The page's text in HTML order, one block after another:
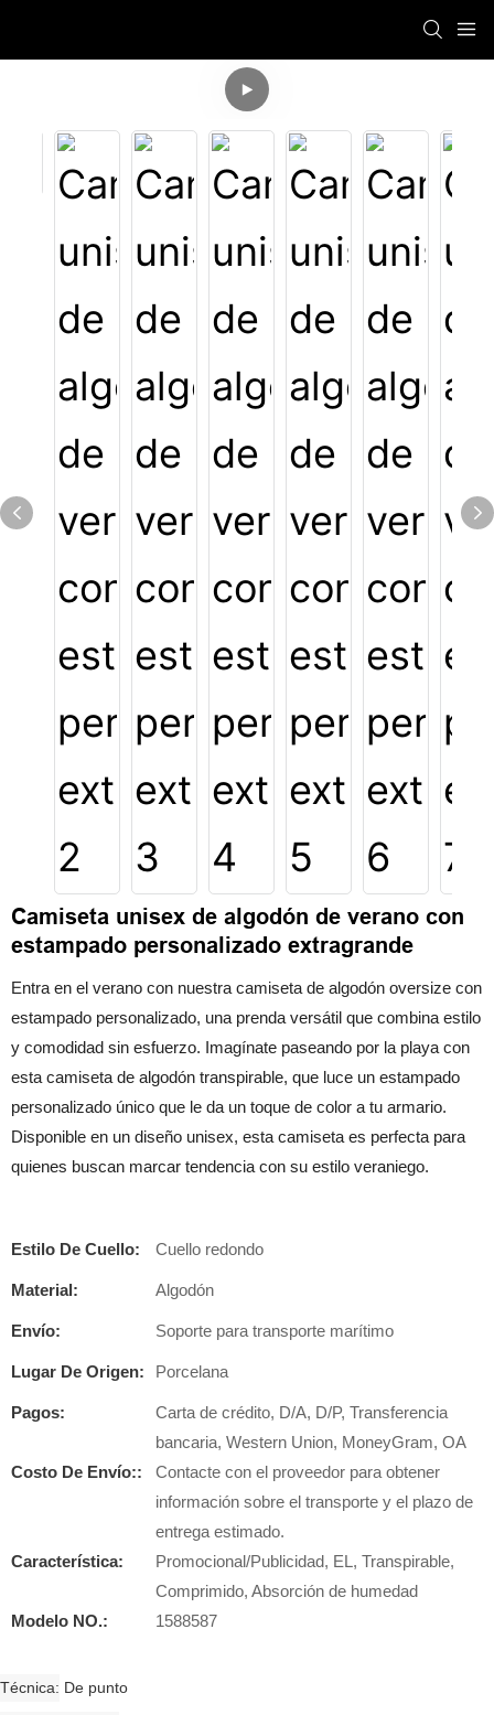
Camiseta unisex de algodón de verano con
estampado personalizado extragrande
Entra en el verano con nuestra camiseta de algodón oversize con
estampado personalizado, una prenda versátil que combina estilo
y comodidad sin esfuerzo. Imagínate paseando por la playa con
esta camiseta de algodón transpirable, que luce un estampado
personalizado único que le da un toque de color a tu armario.
Disponible en un diseño unisex, esta camiseta es perfecta para
quienes buscan marcar tendencia con su estilo veraniego.
Estilo De Cuello: Cuello redondo
Material: Algodón
Envío: Soporte para transporte marítimo
Lugar De Origen: Porcelana
Pagos:
Carta de crédito, D/A, D/P, Transferencia
bancaria, Western Union, MoneyGram, OA
Costo De Envío::
Contacte con el proveedor para obtener
información sobre el transporte y el plazo de
entrega estimado.
Característica:
Promocional/Publicidad, EL, Transpirable,
Comprimido, Absorción de humedad
Modelo NO.:
1588587
Técnica De punto